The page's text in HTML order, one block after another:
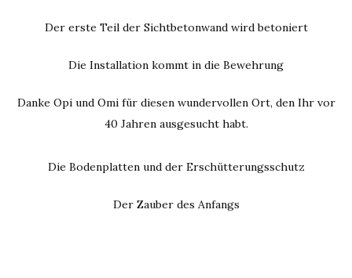
Der erste Teil der Sichtbetonwand wird betoniert
Die Installation kommt in die Bewehrung
Danke Opi und Omi für diesen wundervollen Ort, den Ihr vor
40 Jahren ausgesucht habt.
Die Bodenplatten und der Erschütterungsschutz
Der Zauber des Anfangs